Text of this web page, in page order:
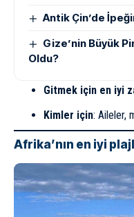
Antik Çin’de
Gize’nin Büyük
Oldu?
Gitmek için en iyi
Kimler için: Aileler,
Afrika’nın en iyi